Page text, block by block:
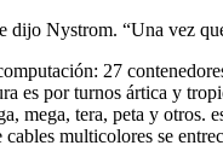
Nystrom. “Una vez
27
es por turnos ártica y
mega, tera, peta y
multicolores se